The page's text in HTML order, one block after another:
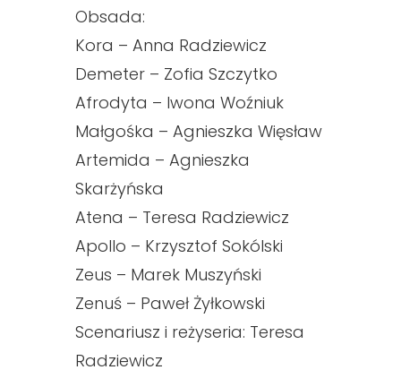
Obsada:
Kora – Anna Radziewicz
Demeter – Zofia Szczytko
Afrodyta – Iwona Woźniuk
Małgośka – Agnieszka Więsław
Artemida – Agnieszka
Skarżyńska
Atena – Teresa Radziewicz
Apollo – Krzysztof Sokólski
Zeus – Marek Muszyński
Zenuś – Paweł Żyłkowski
Scenariusz i reżyseria: Teresa
Radziewicz